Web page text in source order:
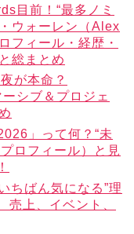
目前！“最多ノミ
ウォーレン（Alex
フィール・経歴・
総まとめ
が本命？
シブ＆プロジェ
」って何？“未
ロフィール）と見
ちばん気になる”理
売上、イベント、